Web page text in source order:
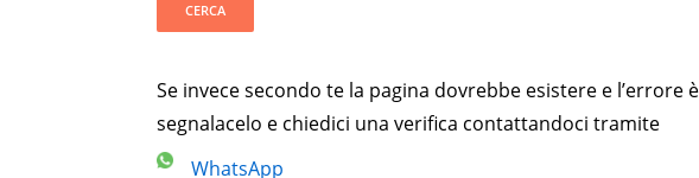
Se invece secondo te la pagina dovrebbe esistere e
segnalacelo e chiedici una verifica contattandoci tramite
WhatsApp